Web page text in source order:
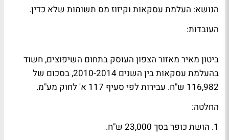
הנושא: העלמת עסקאות וקיזוז מס תשומות שלא כדין.
העובדות:
ביטון מאיר מאזור הצפון העוסק בתחום השיפוצים, חשוד
בהעלמת עסקאות בין השנים 2010-2014, בסכום של
116,982 ש"ח. עבירות לפי סעיף 117 א' לחוק מע"מ.
החלטה:
1. הושת כופר בסך 23,000 ש"ח.